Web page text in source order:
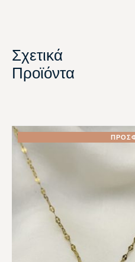
Σχετικά
Προϊόντα